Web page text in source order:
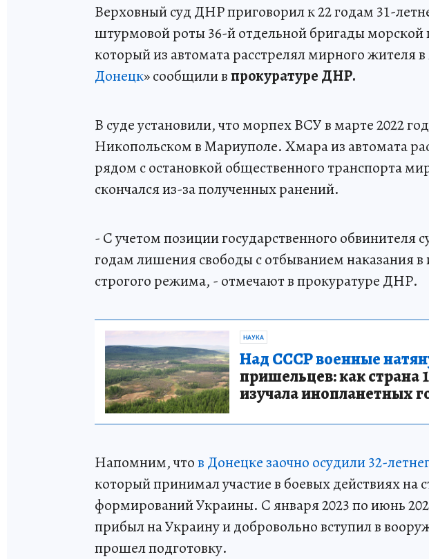
Верховный суд ДНР приговорил к 22 годам 31-
штурмовой роты 36-й отдельной бригады
который из автомата расстрелял мирного жителя
Донецк» сообщили впрокуратуре ДНР.
В суде установили, что морпех ВСУ в марте 2022
Никопольском в Мариуполе. Хмара из автомата
рядом с остановкой общественного транспорта
скончался из-за полученных ранений.
- С учетом позиции государственного обвинителя
годам лишения свободы с отбыванием наказания
строгого режима, - отмечают в прокуратуре ДНР.
НАУКА
Над СССР военные
пришельцев: как страна
изучала инопланетных
Напомним, чтов Донецке заочно осудили 32-
который принимал участие в боевых действиях на
формирований Украины. С января 2023 по июнь
прибыл на Украину и добровольно вступил в
прошел подготовку.